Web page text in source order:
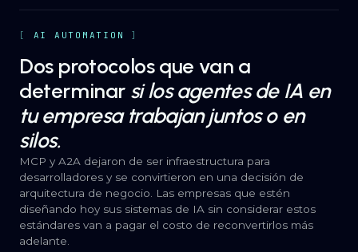
AI AUTOMATION
Dos protocolos que van a
determinar si los agentes de IA en
tu empresa trabajan juntos o en
silos.
MCP y A2A dejaron de ser infraestructura para
desarrolladores y se convirtieron en una decisión de
arquitectura de negocio. Las empresas que estén
diseñando hoy sus sistemas de IA sin considerar estos
estándares van a pagar el costo de reconvertirlos más
adelante.